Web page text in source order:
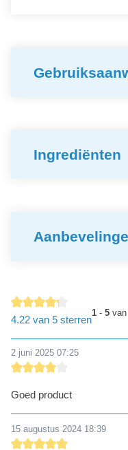
Ingrediënten
4.22 van 5 sterren
1 - 5 van
2 juni 2025 07:25
Goed product
15 augustus 2024 18:39